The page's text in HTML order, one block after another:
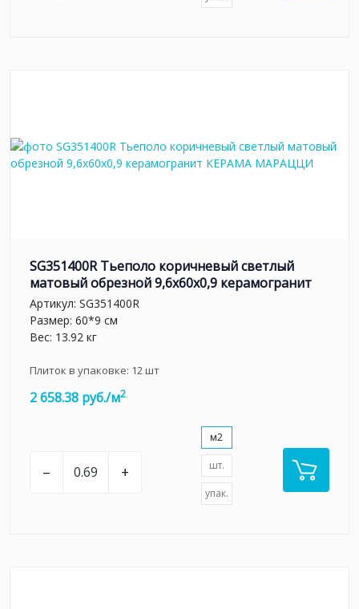
SG351400R Тьеполо коричневый светлый
матовый обрезной 9,6x60x0,9 керамогранит
Артикул: SG351400R
Размер: 60*9 см
Вес: 13.92 кг
Плиток в упаковке: 12шт
2 658.38 руб./м2
– +
м2
шт.
упак.